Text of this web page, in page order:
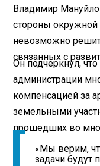
Владимир
стороны
невозможно
связанных с
Он подчеркнул,
администрации
компенсацией за
земельными
прошедших во
«Мы верим,
задачи будут